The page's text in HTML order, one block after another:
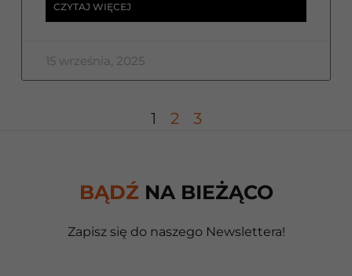
CZYTAJ WIĘCEJ
15 września, 2025
1 2 3
BĄDŹ NA BIEŻĄCO
Zapisz się do naszego Newslettera!